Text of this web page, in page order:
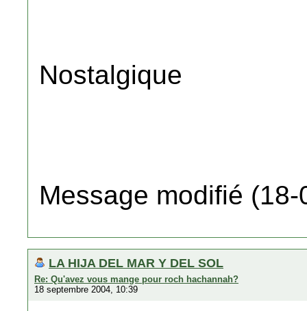
Nostalgique
Message modifié
LA HIJA DEL MAR Y DEL SOL
Re: Qu'avez vous mange pour roch hachannah?
18 septembre 2004, 10:39